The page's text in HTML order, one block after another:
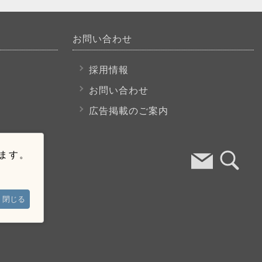
。
閉じる
お問い合わせ
採用情報
お問い合わせ
広告掲載のご案内